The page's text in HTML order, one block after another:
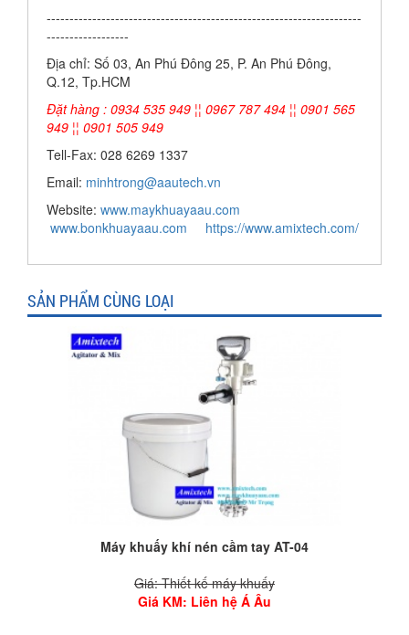
---------------------------------------------------------------------
------------------
Địa chỉ: Số 03, An Phú Đông 25, P. An Phú Đông,
Q.12, Tp.HCM
Đặt hàng : 0934 535 949 ¦¦ 0967 787 494 ¦¦ 0901 565
949 ¦¦ 0901 505 949
Tell-Fax: 028 6269 1337
Email: minhtrong@aautech.vn
Website: www.maykhuayaau.com
www.bonkhuayaau.com
https://www.amixtech.com/
SẢN PHẨM CÙNG LOẠI
Máy khuấy khí nén thùng IBC Amix-K-IBC
Giá: Thiết kế máy khuấy
Giá KM: Liên hệ Á Âu